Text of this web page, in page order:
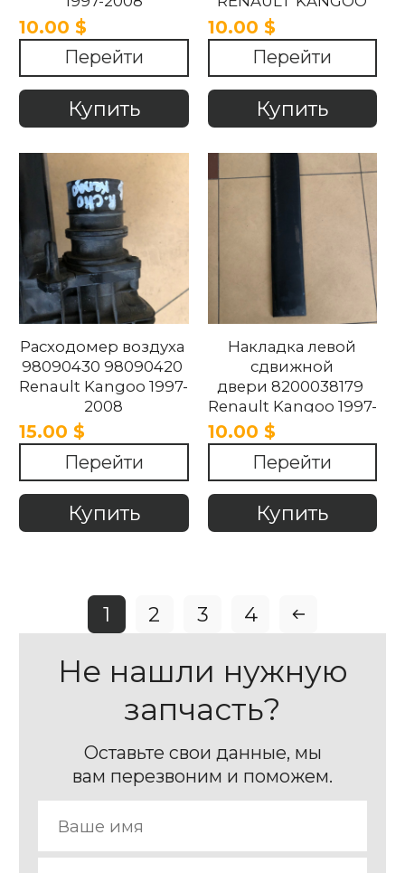
10.00 $
Перейти
Купить
1997-2008
10.00 $
Перейти
Купить
Расходомер воздуха
98090430 98090420
Renault Kangoo 1997-
2008
15.00 $
Перейти
Купить
Накладка левой
сдвижной
двери 8200038179
Renault Kangoo 1997-
2008,
10.00 $
Перейти
Купить
1 2 3 4
Не нашли нужную
запчасть?
Оставьте свои данные, мы
вам перезвоним и поможем.